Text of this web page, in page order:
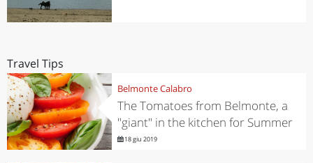
Travel Tips
Belmonte Calabro
The Tomatoes from Belmonte, a
"giant" in the kitchen for Summer
18 giu 2019